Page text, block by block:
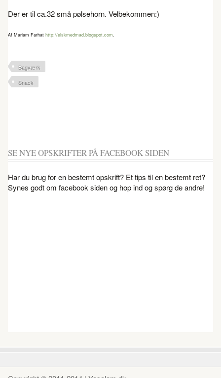
Der er til ca.32 små pølsehorn. Velbekommen:)
Af Mariam Farhat http://elskmedmad.blogspot.com.
Bagværk
Snack
SE NYE OPSKRIFTER PÅ FACEBOOK SIDEN
Har du brug for en bestemt opskrift? Et tips til en bestemt ret?
Synes godt om facebook siden og hop ind og spørg de andre!